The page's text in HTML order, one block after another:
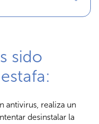
sido
antivirus, realiza un
desinstalar la